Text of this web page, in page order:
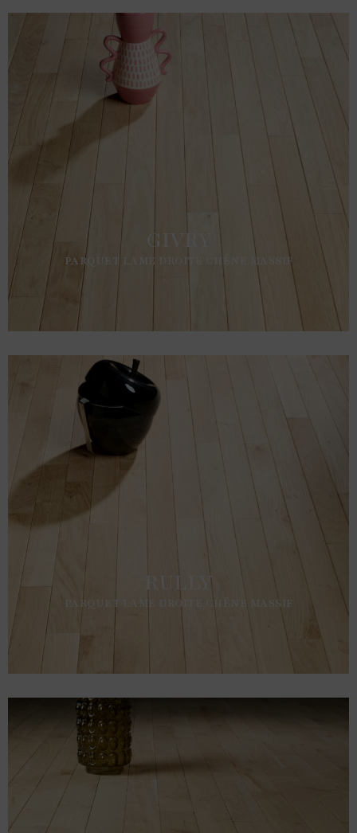
GIVRY
PARQUET LAME DROITE CHÊNE MASSIF
RULLY
PARQUET LAME DROITE CHÊNE MASSIF